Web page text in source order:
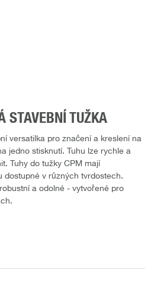
STAVEBNÍ TUŽKA
versatilka pro značení a kreslení na
jedno stisknutí. Tuhu lze rychle a
Tuhy do tužky CPM mají
dostupné v různých tvrdostech.
a odolné - vytvořené pro